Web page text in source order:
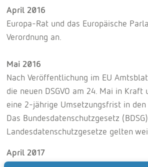
April 2016
Europa-Rat und das Europäische
Verordnung an.
Mai 2016
Nach Veröffentlichung im EU
die neuen DSGVO am 24. Mai in Kraft
eine 2-jährige Umsetzungsfrist in
Das Bundesdatenschutzgesetz
Landesdatenschutzgesetze gelten
April 2017